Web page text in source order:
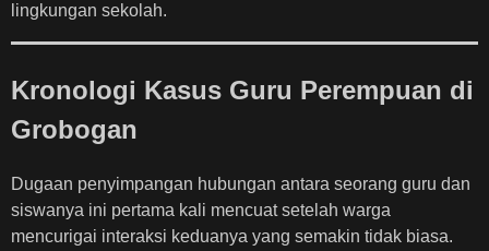
lingkungan sekolah.
Kronologi Kasus Guru Perempuan di
Grobogan
Dugaan penyimpangan hubungan antara seorang guru dan
siswanya ini pertama kali mencuat setelah warga
mencurigai interaksi keduanya yang semakin tidak biasa.